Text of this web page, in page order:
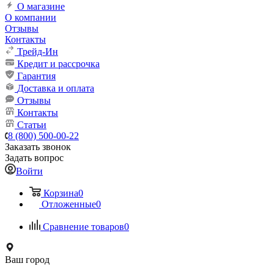
О магазине
О компании
Отзывы
Контакты
Трейд-Ин
Кредит и рассрочка
Гарантия
Доставка и оплата
Отзывы
Контакты
Статьи
8 (800) 500-00-22
Заказать звонок
Задать вопрос
Войти
Корзина0
Отложенные0
Сравнение товаров0
Ваш город